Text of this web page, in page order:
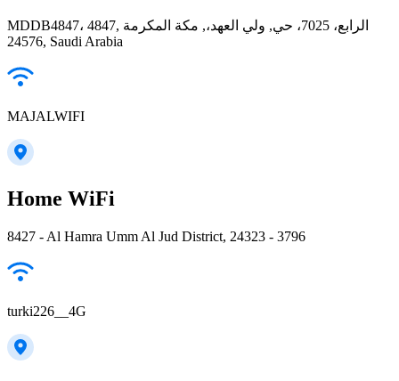
MDDB4847، 4847, الرابع، 7025، حي, ولي العهد،, مكة المكرمة
24576, Saudi Arabia
MAJALWIFI
Home WiFi
8427 - Al Hamra Umm Al Jud District, 24323 - 3796
turki226__4G